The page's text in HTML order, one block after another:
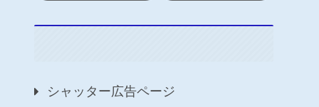
シャッター広告ページ